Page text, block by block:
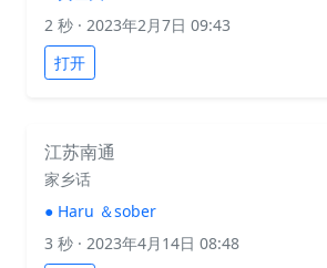
2 秒 · 2023年2月7日 09:43
打开
江苏南通
家乡话
● Haru ＆sober
3 秒 · 2023年4月14日 08:48